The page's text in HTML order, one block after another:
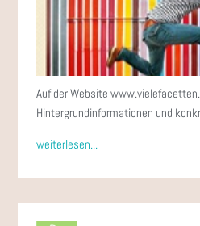
Auf der Website
Hintergrundinformationen und
weiterlesen...